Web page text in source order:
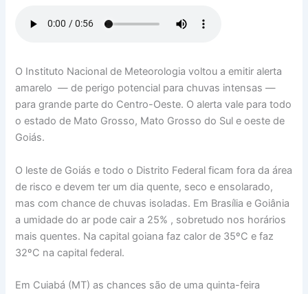
O Instituto Nacional de Meteorologia voltou a emitir alerta
amarelo — de perigo potencial para chuvas intensas —
para grande parte do Centro-Oeste. O alerta vale para todo
o estado de Mato Grosso, Mato Grosso do Sul e oeste de
Goiás.
O leste de Goiás e todo o Distrito Federal ficam fora da área
de risco e devem ter um dia quente, seco e ensolarado,
mas com chance de chuvas isoladas. Em Brasília e Goiânia
a umidade do ar pode cair a 25% , sobretudo nos horários
mais quentes. Na capital goiana faz calor de 35ºC e faz
32ºC na capital federal.
Em Cuiabá (MT) as chances são de uma quinta-feira